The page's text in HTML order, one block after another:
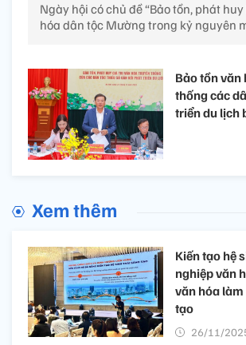
Ngày hội có chủ đề “Bảo tồn, phát
hóa dân tộc Mường trong kỷ nguyên
Bảo tồn văn
thống các
triển du lịch
Xem thêm
Kiến tạo hệ
nghiệp văn
văn hóa
tạo
26/11/